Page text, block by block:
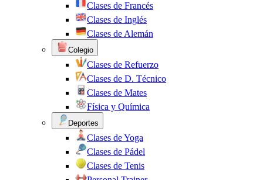
Clases de Francés
Clases de Inglés
Clases de Alemán
Colegio
Clases de Refuerzo
Clases de D. Técnico
Clases de Mates
Física y Química
Deportes
Clases de Yoga
Clases de Pádel
Clases de Tenis